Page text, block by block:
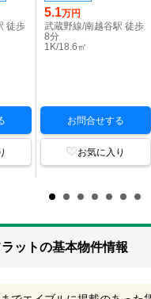
徒歩
5.1万円
武蔵野線/南越谷駅 徒歩
8分
1K/18.6㎡
お問合せする
お気に入り
ットの基本物件情報